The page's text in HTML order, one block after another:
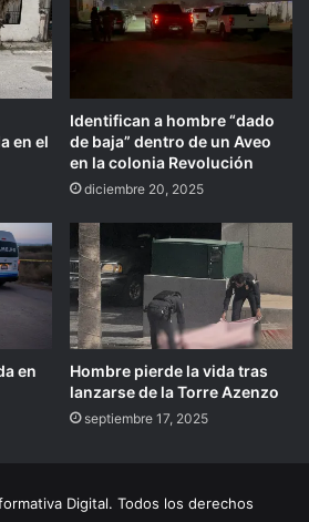
en el
Identifican a hombre “dado
de baja” dentro de un Aveo
en la colonia Revolución
diciembre 20, 2025
en
Hombre pierde la vida tras
lanzarse de la Torre Azenzo
septiembre 17, 2025
Digital. Todos los derechos